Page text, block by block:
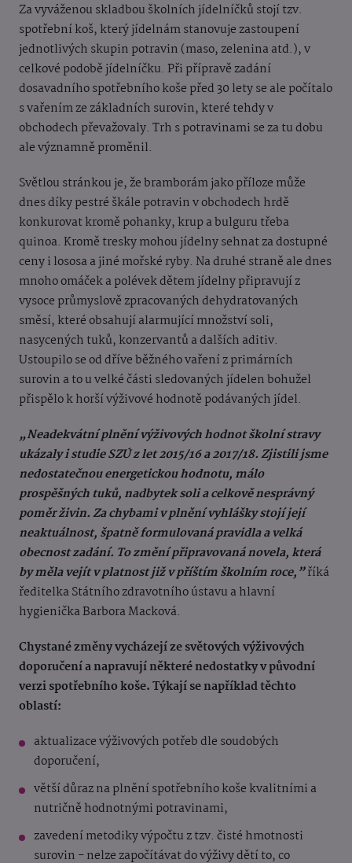
Za vyváženou skladbou školních jídelníčků stojí tzv.
spotřební koš, který jídelnám stanovuje zastoupení
jednotlivých skupin potravin (maso, zelenina atd.), v
celkové podobě jídelníčku. Při přípravě zadání
dosavadního spotřebního koše před 30 lety se ale počítalo
s vařením ze základních surovin, které tehdy v
obchodech převažovaly. Trh s potravinami se za tu dobu
ale významně proměnil.
Světlou stránkou je, že bramborám jako příloze může
dnes díky pestré škále potravin v obchodech hrdě
konkurovat kromě pohanky, krup a bulguru třeba
quinoa. Kromě tresky mohou jídelny sehnat za dostupné
ceny i lososa a jiné mořské ryby. Na druhé straně ale dnes
mnoho omáček a polévek dětem jídelny připravují z
vysoce průmyslově zpracovaných dehydratovaných
směsí, které obsahují alarmující množství soli,
nasycených tuků, konzervantů a dalších aditiv.
Ustoupilo se od dříve běžného vaření z primárních
surovin a to u velké části sledovaných jídelen bohužel
přispělo k horší výživové hodnotě podávaných jídel.
„Neadekvátní plnění výživových hodnot školní stravy
ukázaly i studie SZÚ z let 2015/16 a 2017/18. Zjistili jsme
nedostatečnou energetickou hodnotu, málo
prospěšných tuků, nadbytek soli a celkově nesprávný
poměr živin. Za chybami v plnění vyhlášky stojí její
neaktuálnost, špatně formulovaná pravidla a velká
obecnost zadání. To změní připravovaná novela, která
by měla vejít v platnost již v příštím školním roce,”říká
ředitelka Státního zdravotního ústavu a hlavní
hygienička Barbora Macková.
Chystané změny vycházejí ze světových výživových
doporučení a napravují některé nedostatky v původní
verzi spotřebního koše. Týkají se například těchto
oblastí:
aktualizace výživových potřeb dle soudobých
doporučení,
větší důraz na plnění spotřebního koše kvalitními a
nutričně hodnotnými potravinami,
zavedení metodiky výpočtu z tzv. čisté hmotnosti
surovin - nelze započítávat do výživy dětí to, co